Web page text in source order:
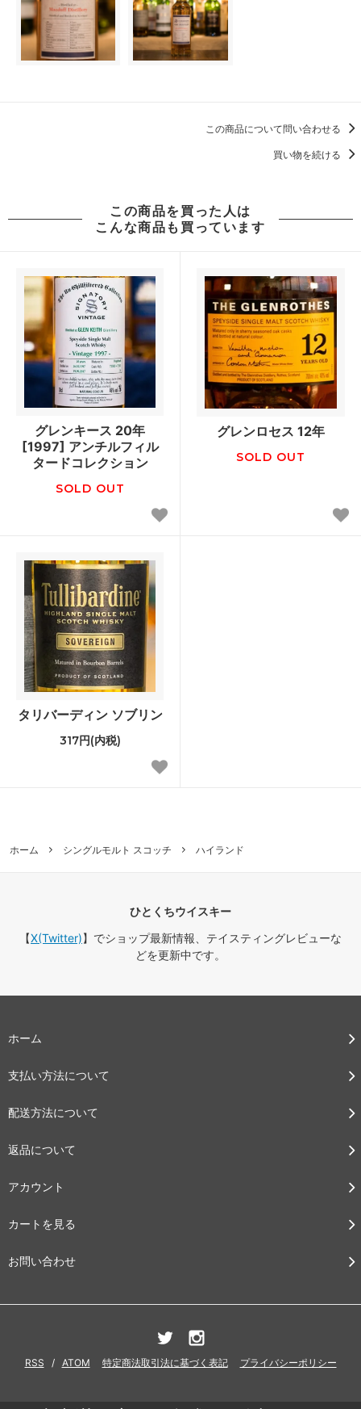
この商品について問い合わせる
買い物を続ける
この商品を買った人は
こんな商品も買っています
グレンキース 20年
[1997] アンチルフィル
タードコレクション
SOLD OUT
グレンロセス 12年
SOLD OUT
タリバーディン ソブリン
317円(内税)
ホーム シングルモルト スコッチ ハイランド
ひとくちウイスキー
【X(Twitter)】でショップ最新情報、テイスティングレビューな
どを更新中です。
ホーム
支払い方法について
配送方法について
返品について
アカウント
カートを見る
お問い合わせ
RSS / ATOM 特定商法取引法に基づく表記 プライバシーポリシー